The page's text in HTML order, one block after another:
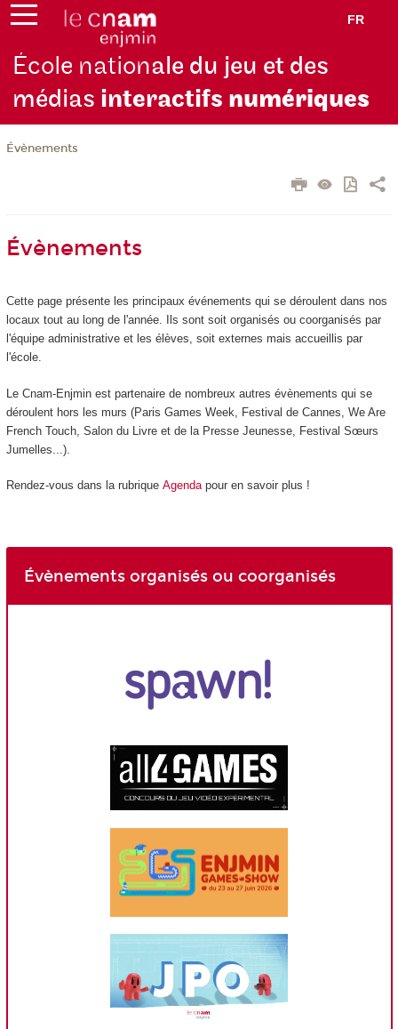
FR
École nationale du jeu et des
médias interactifs numériques
Évènements
Évènements
Cette page présente les principaux événements qui se déroulent dans nos
locaux tout au long de l'année. Ils sont soit organisés ou coorganisés par
l'équipe administrative et les élèves, soit externes mais accueillis par
l'école.
Le Cnam-Enjmin est partenaire de nombreux autres évènements qui se
déroulent hors les murs (Paris Games Week, Festival de Cannes, We Are
French Touch, Salon du Livre et de la Presse Jeunesse, Festival Sœurs
Jumelles...).
Rendez-vous dans la rubrique Agendapour en savoir plus !
Évènements organisés ou coorganisés